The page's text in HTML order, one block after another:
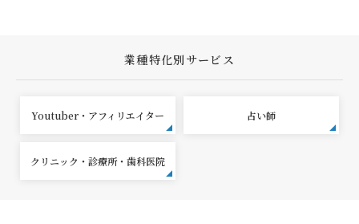
業種特化別サービス
Youtuber・アフィリエイター 占い師
クリニック・診療所・歯科医院